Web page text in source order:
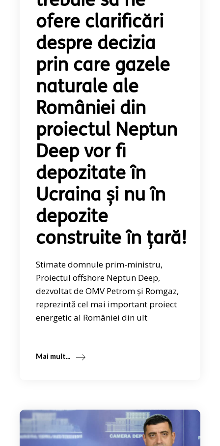
ofere clarificări
despre decizia
prin care gazele
naturale ale
României din
proiectul Neptun
Deep vor fi
depozitate în
Ucraina și nu în
depozite
construite în țară!
Stimate domnule prim-ministru,
Proiectul offshore Neptun Deep,
dezvoltat de OMV Petrom și Romgaz,
reprezintă cel mai important proiect
energetic al României din ult
Mai mult...